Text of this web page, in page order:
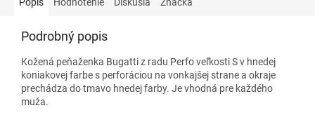
Podrobný popis
Kožená peňaženka Bugatti z radu Perfo veľkosti S v hnedej
koniakovej farbe s perforáciou na vonkajšej strane a okraje
prechádza do tmavo hnedej farby. Je vhodná pre každého
muža.